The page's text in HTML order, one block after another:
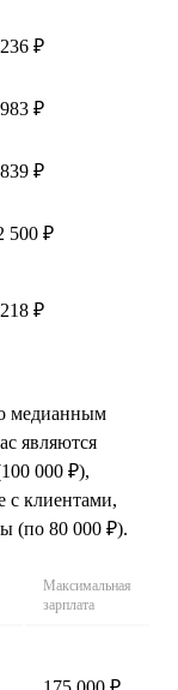
₽
₽
₽
500 ₽
₽
медианным
являются
000 ₽),
с клиентами,
(по 80 000 ₽).
Максимальная
зарплата